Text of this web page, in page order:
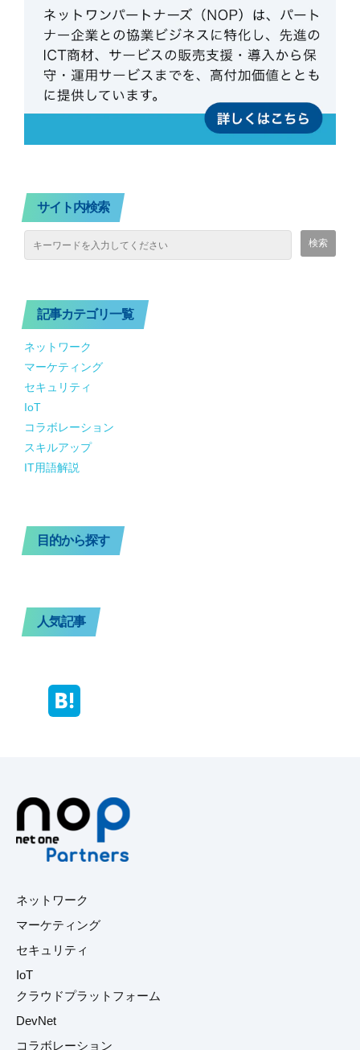
サイト内検索
記事カテゴリ一覧
ネットワーク
マーケティング
セキュリティ
IoT
コラボレーション
スキルアップ
IT用語解説
目的から探す
人気記事
ネットワーク
マーケティング
セキュリティ
IoT
クラウドプラットフォーム
DevNet
コラボレーション